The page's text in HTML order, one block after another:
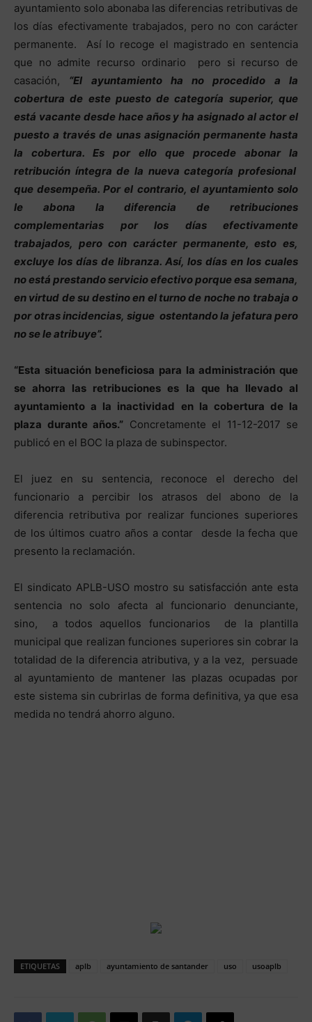
ayuntamiento solo abonaba las diferencias retributivas de
los días efectivamente trabajados, pero no con carácter
permanente. Así lo recoge el magistrado en sentencia
que no admite recurso ordinario pero si recurso de
casación, “El ayuntamiento ha no procedido a la
cobertura de este puesto de categoría superior, que
está vacante desde hace años y ha asignado al actor el
puesto a través de unas asignación permanente hasta
la cobertura. Es por ello que procede abonar la
retribución íntegra de la nueva categoría profesional
que desempeña. Por el contrario, el ayuntamiento solo
le abona la diferencia de retribuciones
complementarias por los días efectivamente
trabajados, pero con carácter permanente, esto es,
excluye los días de libranza. Así, los días en los cuales
no está prestando servicio efectivo porque esa semana,
en virtud de su destino en el turno de noche no trabaja o
por otras incidencias, sigue ostentando la jefatura pero
no se le atribuye”.
“Esta situación beneficiosa para la administración que
se ahorra las retribuciones es la que ha llevado al
ayuntamiento a la inactividad en la cobertura de la
plaza durante años.” Concretamente el 11-12-2017 se
publicó en el BOC la plaza de subinspector.
El juez en su sentencia, reconoce el derecho del
funcionario a percibir los atrasos del abono de la
diferencia retributiva por realizar funciones superiores
de los últimos cuatro años a contar desde la fecha que
presento la reclamación.
El sindicato APLB-USO mostro su satisfacción ante esta
sentencia no solo afecta al funcionario denunciante,
sino, a todos aquellos funcionarios de la plantilla
municipal que realizan funciones superiores sin cobrar la
totalidad de la diferencia atributiva, y a la vez, persuade
al ayuntamiento de mantener las plazas ocupadas por
este sistema sin cubrirlas de forma definitiva, ya que esa
medida no tendrá ahorro alguno.
ETIQUETAS aplb ayuntamiento de santander uso usoaplb